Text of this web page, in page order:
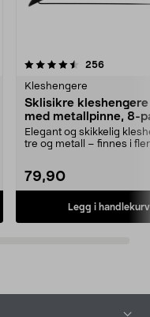
256
Kleshengere
Sklisikre
med metallpinne, 8-
Elegant og skikkelig
tre og metall – finnes i
79,90
Legg i handlekurv
4.5av 5 stjerner